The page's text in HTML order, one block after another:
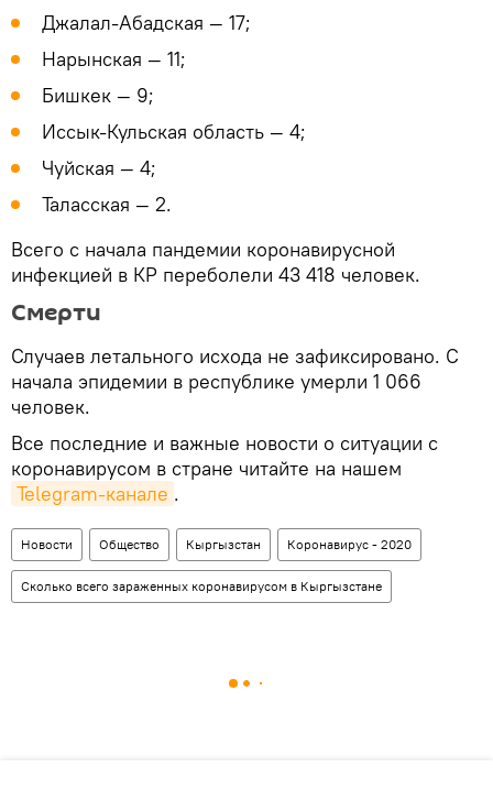
Джалал-Абадская — 17;
Нарынская — 11;
Бишкек — 9;
Иссык-Кульская область — 4;
Чуйская — 4;
Таласская — 2.
Всего с начала пандемии коронавирусной
инфекцией в КР переболели 43 418 человек.
Смерти
Случаев летального исхода не зафиксировано. С
начала эпидемии в республике умерли 1 066
человек.
Все последние и важные новости о ситуации с
коронавирусом в стране читайте на нашем
Telegram-канале .
Новости Общество Кыргызстан Коронавирус - 2020
Сколько всего зараженных коронавирусом в Кыргызстане